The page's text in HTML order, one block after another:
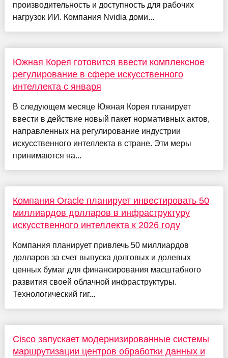
производительность и доступность для рабочих
нагрузок ИИ. Компания Nvidia доми...
Южная Корея готовится ввести комплексное
регулирование в сфере искусственного
интеллекта с января
В следующем месяце Южная Корея планирует
ввести в действие новый пакет нормативных актов,
направленных на регулирование индустрии
искусственного интеллекта в стране. Эти меры
принимаются на...
Компания Oracle планирует инвестировать 50
миллиардов долларов в инфраструктуру
искусственного интеллекта к 2026 году
Компания планирует привлечь 50 миллиардов
долларов за счет выпуска долговых и долевых
ценных бумаг для финансирования масштабного
развития своей облачной инфраструктуры.
Технологический гиг...
Cisco запускает модернизированные системы
маршрутизации центров обработки данных и